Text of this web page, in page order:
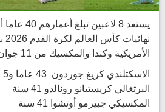
يستعد 8
الأمريكية وكندا والمكسيك من 11 جوان إلى 19 جويلية المقبل.
الاسكتلندي كريغ جوردون 43 عاما و5 أشهر
البرتغالي كريستيانو رونالدو 41 سنة
المكسيكي جييرمو أوتشوا 41 سنة